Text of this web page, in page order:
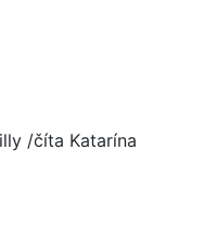
/číta Katarína